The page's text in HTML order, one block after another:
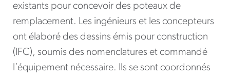
existants pour concevoir des poteaux de
remplacement. Les ingénieurs et les concepteurs
ont élaboré des dessins émis pour construction
(IFC), soumis des nomenclatures et commandé
l’équipement nécessaire. Ils se sont coordonnés